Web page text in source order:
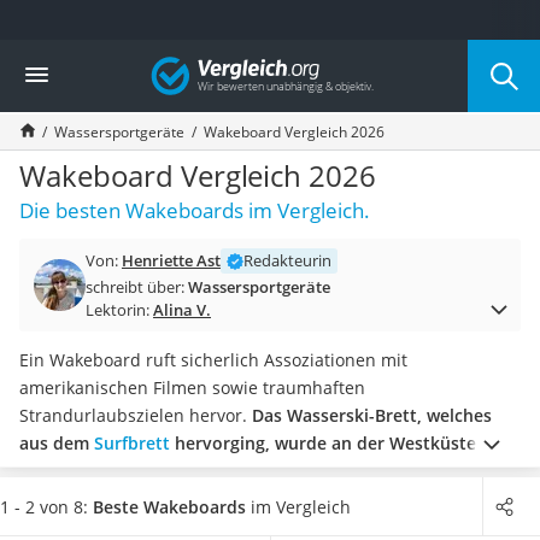
Die beliebtesten Vergleiche nach Kategorie
Freizeit & Sport
Gartentrampolin
Trampolin
Metalldetektor
Eufab-Fahrradträger
Trampolin 366 cm
Aluminium-Koffer
Futterboot
E-Bike-Dreirad
Trekkingschuhe Herren
Reisetasche mit Rollen
Klimmzugstation
Koffer
Nachtsichtgerät
Vergleich
Wassersportgeräte Wakeboard Vergleich 2026
Wakeboard Vergleich 2026
Die besten Wakeboards im Vergleich.
Von: Henriette Ast
Redakteurin
schreibt über:Wassersportgeräte
Lektorin:Alina V.
Ein Wakeboard ruft sicherlich Assoziationen mit
amerikanischen Filmen sowie traumhaften
Strandurlaubszielen hervor. Das Wasserski-Brett, welches
aus dem Surfbrett hervorging, wurde an der Westküste
erfunden, damit Surfer trotz Windflauten ihrem Sport
nachgehen können.
1 - 2 von 8: Beste Wakeboards im Vergleich